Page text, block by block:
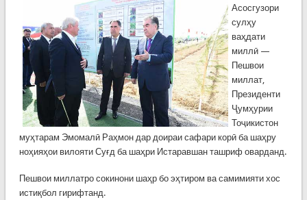
Асосгузори
сулҳу
ваҳдати
миллӣ —
Пешвои
миллат,
Президенти
Ҷумҳурии
Тоҷикистон
муҳтарам Эмомалӣ Раҳмон дар доираи сафари корӣ ба шаҳру
ноҳияҳои вилояти Суғд ба шаҳри Истаравшан ташриф оварданд.
Пешвои миллатро сокинони шаҳр бо эҳтиром ва самимияти хос
истиқбол гирифтанд.